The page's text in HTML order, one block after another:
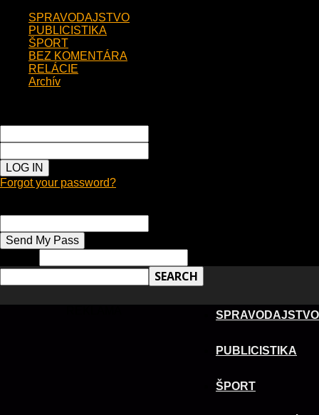
SPRAVODAJSTVO
PUBLICISTIKA
ŠPORT
BEZ KOMENTÁRA
RELÁCIE
Archív
Forgot your password?
SPRAVODAJSTVO
PUBLICISTIKA
ŠPORT